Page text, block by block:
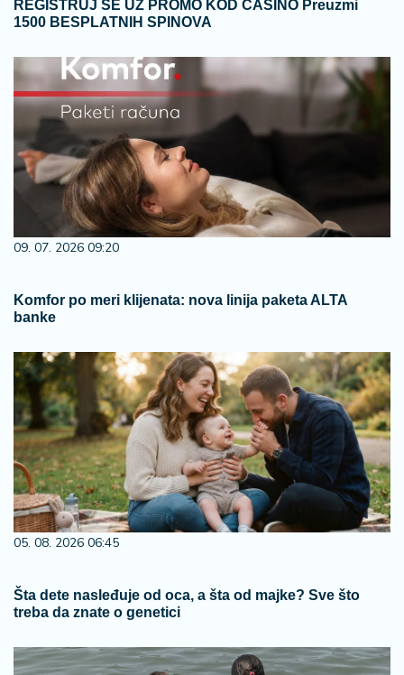
REGISTRUJ SE UZ PROMO KOD CASINO Preuzmi
1500 BESPLATNIH SPINOVA
09. 07. 2026 09:20
Komfor po meri klijenata: nova linija paketa ALTA
banke
05. 08. 2026 06:45
Šta dete nasleđuje od oca, a šta od majke? Sve što
treba da znate o genetici